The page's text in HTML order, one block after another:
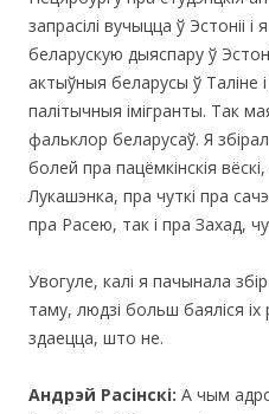
запрасілі вучыцца ў Эстоніі
беларускую дыяспару ў
актыўныя беларусы ў Таліне
палітычныя імігранты. Так
фальклор беларусаў. Я
болей пра пацёмкінскія
Лукашэнка, пра чуткi пра
пра Расею, так i пра Захад,
Увогуле, калі я пачынала
таму, людзі больш баяліся
здаецца, што не.
Андрэй Расінскі: А чым